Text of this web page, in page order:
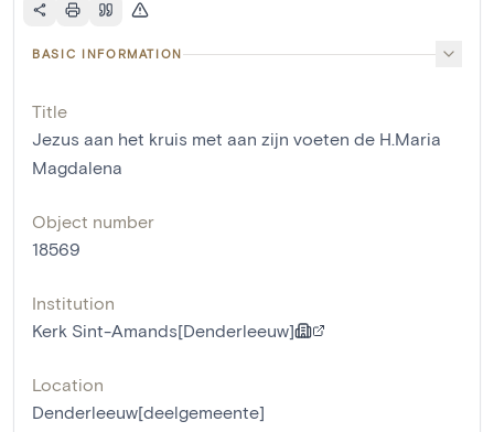
BASIC INFORMATION
Title
Jezus aan het kruis met aan zijn voeten de H.Maria
Magdalena
Object number
18569
Institution
Kerk Sint-Amands[Denderleeuw]
Location
Denderleeuw[deelgemeente]